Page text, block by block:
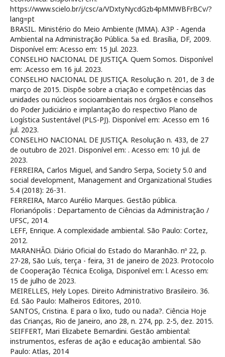
https://www.scielo.br/j/csc/a/VDxtyNycdGzb4pMMWBFrBCv/?
lang=pt
BRASIL. Ministério do Meio Ambiente (MMA). A3P - Agenda
Ambiental na Administração Pública. 5a ed. Brasília, DF, 2009.
Disponível em: Acesso em: 15 Jul. 2023.
CONSELHO NACIONAL DE JUSTIÇA. Quem Somos. Disponível
em: .Acesso em 16 jul. 2023.
CONSELHO NACIONAL DE JUSTIÇA. Resolução n. 201, de 3 de
março de 2015. Dispõe sobre a criação e competências das
unidades ou núcleos socioambientais nos órgãos e conselhos
do Poder Judiciário e implantação do respectivo Plano de
Logística Sustentável (PLS-PJ). Disponível em: .Acesso em 16
jul. 2023.
CONSELHO NACIONAL DE JUSTIÇA. Resolução n. 433, de 27
de outubro de 2021. Disponível em: . Acesso em: 10 jul. de
2023.
FERREIRA, Carlos Miguel, and Sandro Serpa, Society 5.0 and
social development, Management and Organizational Studies
5.4 (2018): 26-31.
FERREIRA, Marco Aurélio Marques. Gestão pública.
Florianópolis : Departamento de Ciências da Administração /
UFSC, 2014.
LEFF, Enrique. A complexidade ambiental. São Paulo: Cortez,
2012.
MARANHÃO. Diário Oficial do Estado do Maranhão. nº 22, p.
27-28, São Luís, terça - feira, 31 de janeiro de 2023. Protocolo
de Cooperação Técnica Ecoliga, Disponível em: l. Acesso em:
15 de julho de 2023.
MEIRELLES, Hely Lopes. Direito Administrativo Brasileiro. 36.
Ed. São Paulo: Malheiros Editores, 2010.
SANTOS, Cristina. E para o lixo, tudo ou nada?. Ciência Hoje
das Crianças, Rio de Janeiro, ano 28, n. 274, pp. 2-5, dez. 2015.
SEIFFERT, Mari Elizabete Bernardini. Gestão ambiental:
instrumentos, esferas de ação e educação ambiental. São
Paulo: Atlas, 2014